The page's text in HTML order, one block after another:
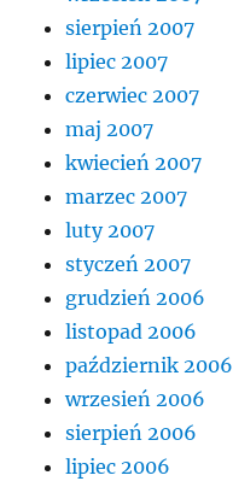
sierpień 2007
lipiec 2007
czerwiec 2007
maj 2007
kwiecień 2007
marzec 2007
luty 2007
styczeń 2007
grudzień 2006
listopad 2006
październik 2006
wrzesień 2006
sierpień 2006
lipiec 2006